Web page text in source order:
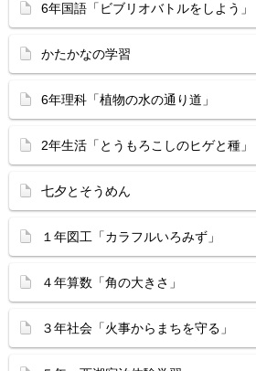
6年国語「ビブリオバトルをしよう」
かたかなの学習
6年理科「植物の水の通り道」
2年生活「とうもろこしのヒゲと種」
七夕とそうめん
１年図工「カラフルいろみず」
４年算数「角の大きさ」
３年社会「火事からまちを守る」